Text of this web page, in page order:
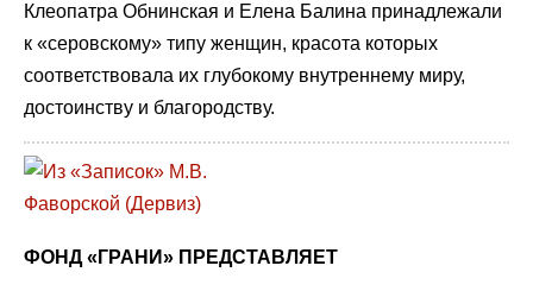
Клеопатра Обнинская и Елена Балина принадлежали
к «серовскому» типу женщин, красота которых
соответствовала их глубокому внутреннему миру,
достоинству и благородству.
ФОНД «ГРАНИ» ПРЕДСТАВЛЯЕТ